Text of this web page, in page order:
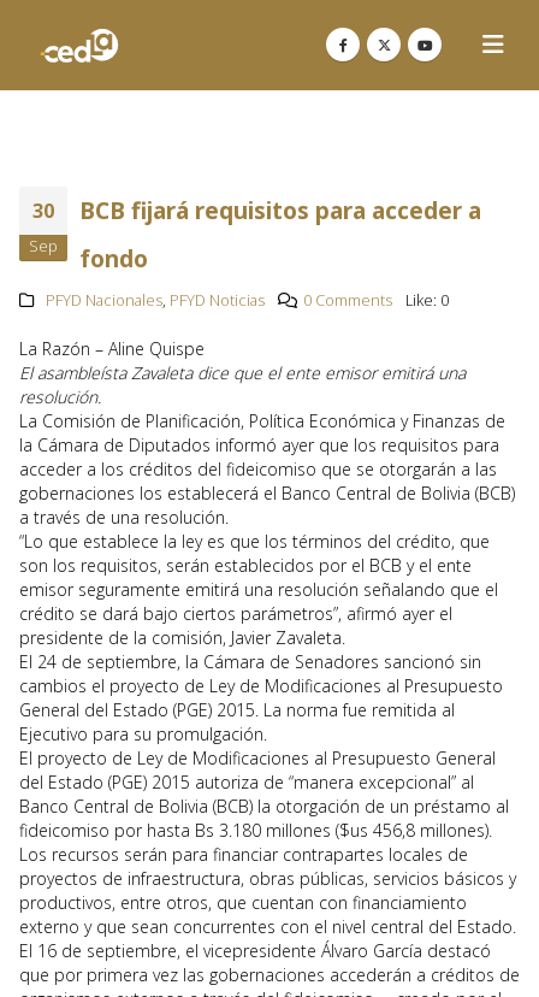
30
Sep
BCB fijará requisitos para acceder a
fondo
PFYD Nacionales, PFYD Noticias 0 Comments Like: 0
La Razón – Aline Quispe
El asambleísta Zavaleta dice que el ente emisor emitirá una
resolución.
La Comisión de Planificación, Política Económica y Finanzas de
la Cámara de Diputados informó ayer que los requisitos para
acceder a los créditos del fideicomiso que se otorgarán a las
gobernaciones los establecerá el Banco Central de Bolivia (BCB)
a través de una resolución.
“Lo que establece la ley es que los términos del crédito, que
son los requisitos, serán establecidos por el BCB y el ente
emisor seguramente emitirá una resolución señalando que el
crédito se dará bajo ciertos parámetros”, afirmó ayer el
presidente de la comisión, Javier Zavaleta.
El 24 de septiembre, la Cámara de Senadores sancionó sin
cambios el proyecto de Ley de Modificaciones al Presupuesto
General del Estado (PGE) 2015. La norma fue remitida al
Ejecutivo para su promulgación.
El proyecto de Ley de Modificaciones al Presupuesto General
del Estado (PGE) 2015 autoriza de “manera excepcional” al
Banco Central de Bolivia (BCB) la otorgación de un préstamo al
fideicomiso por hasta Bs 3.180 millones ($us 456,8 millones).
Los recursos serán para financiar contrapartes locales de
proyectos de infraestructura, obras públicas, servicios básicos y
productivos, entre otros, que cuentan con financiamiento
externo y que sean concurrentes con el nivel central del Estado.
El 16 de septiembre, el vicepresidente Álvaro García destacó
que por primera vez las gobernaciones accederán a créditos de